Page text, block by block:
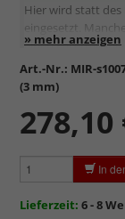
Hier wird statt des
eingesetzt.
einen
Art.-Nr.: MIR-
(3 mm)
278,10
In
Lieferzeit: 6 - 8